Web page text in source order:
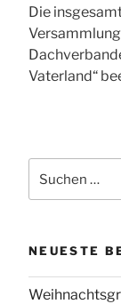
Die
Vaterland“
nach:
NEUESTE